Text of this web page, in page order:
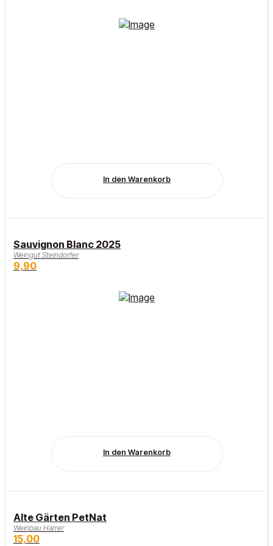
In den Warenkorb
Sauvignon Blanc 2025
Weingut Steindorfer
9,90
In den Warenkorb
Alte Gärten PetNat
Weinbau Harrer
15,00